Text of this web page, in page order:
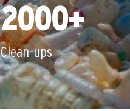
2000+
Clean-ups